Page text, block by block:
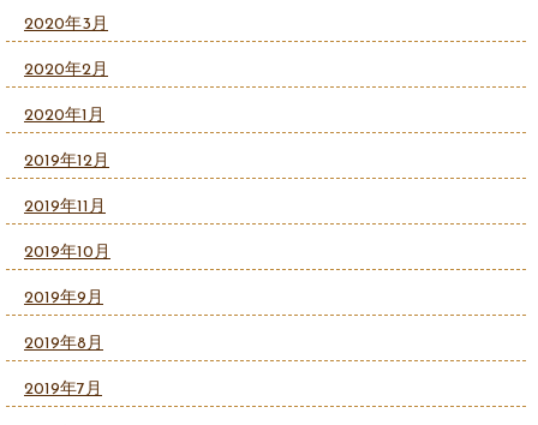
2020年3月
2020年2月
2020年1月
2019年12月
2019年11月
2019年10月
2019年9月
2019年8月
2019年7月